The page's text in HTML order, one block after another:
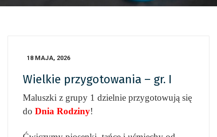
18 MAJA, 2026
Wielkie przygotowania – gr. I
Maluszki z grupy 1 dzielnie przygotowują się
do Dnia Rodziny!